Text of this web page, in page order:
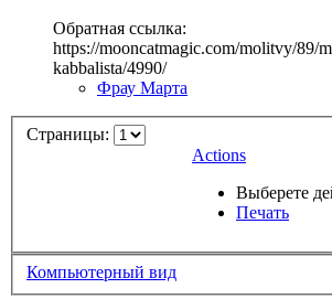
Обратная ссылка:
https://mooncatmagic.com/molitvy/89/
kabbalista/4990/
Фрау Марта
Страницы:
Actions
Выберете
Печать
Компьютерный вид